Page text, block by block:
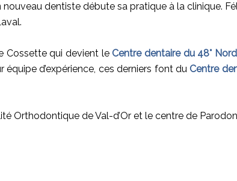
nouveau dentiste débute sa pratique à la clinique.
Cossette qui devient leCentre dentaire du 48° Nord
d’expérience, ces derniers font duCentre
Orthodontique de Val-d’Or et le centre de